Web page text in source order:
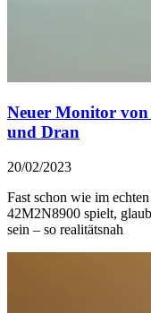
Neuer Monitor
und Dran
20/02/2023
Fast schon wie im
42M2N8900 spielt,
sein – so realitätsnah